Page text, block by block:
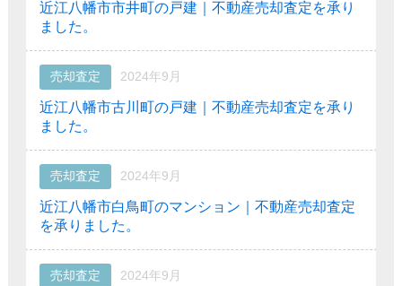
近江八幡市市井町の戸建｜不動産売却査定を承り
ました。
売却査定 2024年9月
近江八幡市古川町の戸建｜不動産売却査定を承り
ました。
売却査定 2024年9月
近江八幡市白鳥町のマンション｜不動産売却査定
を承りました。
売却査定 2024年9月